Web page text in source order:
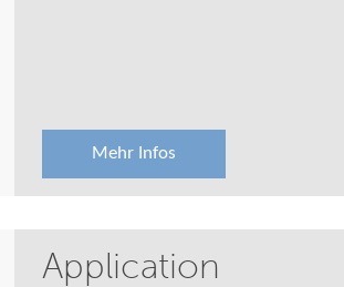
Mehr Infos
Application